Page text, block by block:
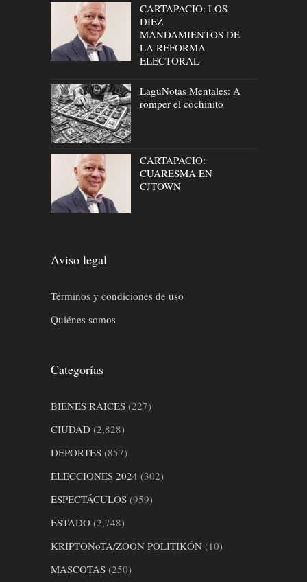
CARTAPACIO: LOS
DIEZ
MANDAMIENTOS DE
LA REFORMA
ELECTORAL
LaguNotas Mentales: A
romper el cochinito
CARTAPACIO:
CUARESMA EN
CJTOWN
Aviso legal
Términos y condiciones de uso
Quiénes somos
Categorías
BIENES RAICES (227)
CIUDAD (2,828)
DEPORTES (857)
ELECCIONES 2024 (302)
ESPECTÁCULOS (959)
ESTADO (2,748)
KRIPTONoTA/ZOON POLITIKÓN (10)
MASCOTAS (250)